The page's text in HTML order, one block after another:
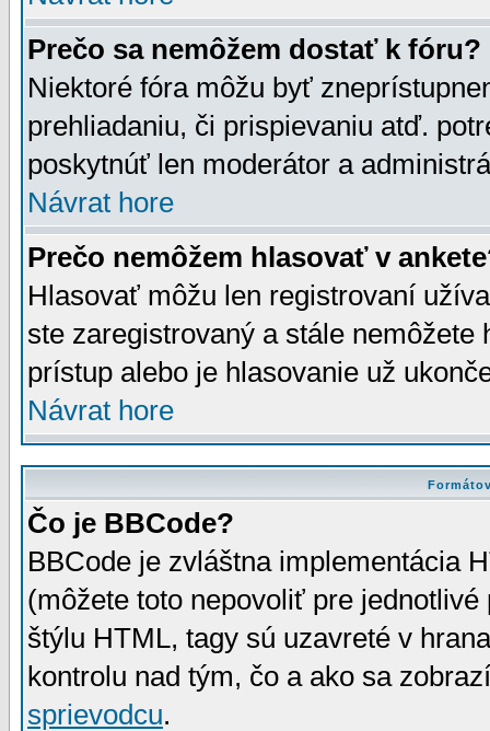
Prečo sa nemôžem dostať k fóru?
Niektoré fóra môžu byť
prehliadaniu, či prispievaniu atď.
poskytnúť len moderátor a
Návrat hore
Prečo nemôžem hlasovať v
Hlasovať môžu len registrovaní
ste zaregistrovaný a stále
prístup alebo je hlasovanie už
Návrat hore
Čo je BBCode?
BBCode je zvláštna implementácia
(môžete toto nepovoliť pre
štýlu HTML, tagy sú uzavreté v
kontrolu nad tým, čo a ako sa
sprievodcu.